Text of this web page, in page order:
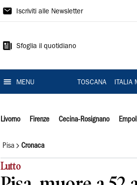
Il
Iscriviti alle Newsletter
Sfoglia il quotidiano
MENU TOSCANA ITALIA
Livorno Firenze Cecina-Rosignano
Pisa Cronaca
Lutto